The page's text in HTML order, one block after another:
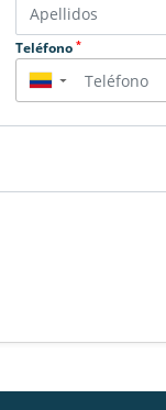
Teléfono *
▼